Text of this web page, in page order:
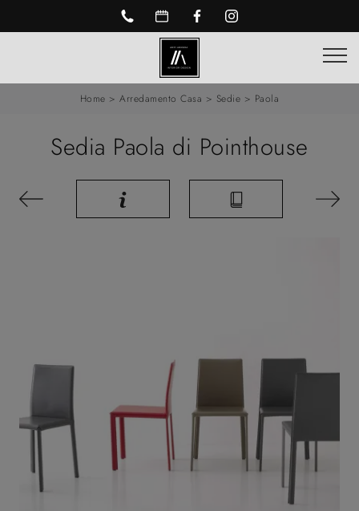
Home >Arredamento Casa > Sedie > Paola
Sedia Paola di Pointhouse